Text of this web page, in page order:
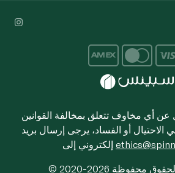
عن أي مخاوف تتعلق بمخالفة القوانين
في الاحتيال أو الفساد، يرجى إرسال بريد
كل الحقوق محفوظة